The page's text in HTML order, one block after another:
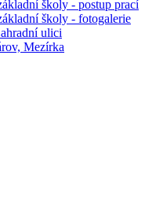
školy - postup prací
školy - fotogalerie
ulici
Mezírka